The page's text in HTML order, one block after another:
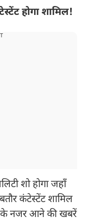
होगा शामिल!
शो होगा जहाँ
कंटेस्टेंट शामिल
के नजर आने की खबरें